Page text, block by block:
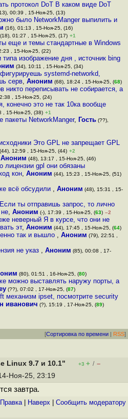
протокол DoT В каком виде DoT
00:39 , 15-Ноя-25, (13)
было NetworkManger выпилить и
(16), 01:13 , 15-Ноя-25, (16)
(18), 01:27 , 15-Ноя-25, (17) +1
еще и темы стандартные в Windows
, 15-Ноя-25, (22)
изображение дня , источник bing
(34), 10:11 , 15-Ноя-25, (34)
systemd-networkd,
серв, Аноним (68), 18:24 , 15-Ноя-25, (68)
никто переписывать не собирается, а
, 15-Ноя-25, (24)
конечно это не так 10ка вообще
, 15-Ноя-25, (38) +1
пакеты NetworkManger, Гость(??),
Это GPL не запрещает GPL
(44), 12:59 , 15-Ноя-25, (44) +2
Аноним (48), 13:17 , 15-Ноя-25, (46)
лицензии gpl они обязаны
кон, Аноним (44), 15:23 , 15-Ноя-25, (51)
всё обсудили ,Аноним (48), 15:31 , 15-
ты отправишь запрос, то лично
,Аноним (-), 17:39 , 15-Ноя-25, (63) –2
неверный Я в курсе, что они не
эт, Аноним (44), 17:45 , 15-Ноя-25, (64)
так и вышло , Аноним (79), 22:51 ,
не указ , Аноним (85), 00:08 , 17-
(80), 01:51 , 16-Ноя-25, (80)
можно выставлять наружу порты, а
(??), 07:02 , 17-Ноя-25, (87)
механизм ipset, посмотрите security
иванович (?), 15:19 , 17-Ноя-25, (89)
[Сортировка по времени | RSS]
Linux 9.7 и 10.1" +3 + / –
Ноя-25, 23:19
завтра.
Правка| Наверх Cообщить модератору